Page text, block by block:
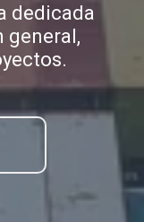
dedicada
general,